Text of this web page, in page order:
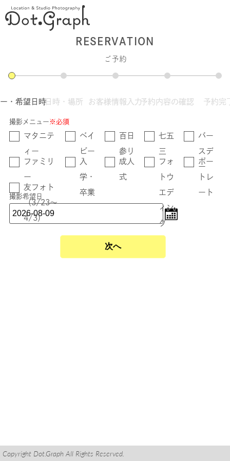
RESERVATION
ご予約
・希望日時日時・場所 お客様情報入力予約内容の確認 予約完
撮影メニュー※必須
マタニテ
ィー
ベイ
ビー
百日
参り
七五
三
バー
スデ
ー
ファミリ
ー
入
学・
卒業
成人
式
フォ
トウ
エデ
ィン
グ
ポー
トレ
ート
友フォト
（3/23〜
4/3）
撮影希望日
Copyright Dot.Graph All Rights Reserved.